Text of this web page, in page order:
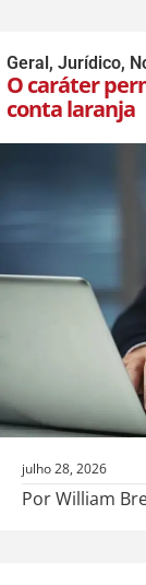
Geral, Jurídico,
O caráter
conta laranja
julho 28, 2026
Por William